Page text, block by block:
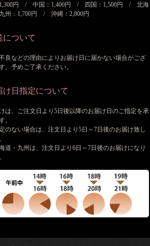
円 / 中国：1,400円 / 四国：1,500円 / 北海
州：1,700円 / 沖縄：2,800円
について
良などの理由によりお届け日に届かない場合がござ
。予めご了承ください。
け日指定について
は、ご注文日より5日後以降のお届け日のご指定を承
。
のない場合は、注文日より5日～7日後のお届け致し
道・九州は、注文日より6日～7日後のお届けになり